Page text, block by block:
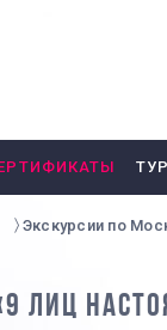
Экскурсии по
ЛИЦ